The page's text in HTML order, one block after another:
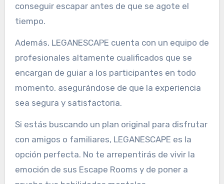
conseguir escapar antes de que se agote el
tiempo.
Además, LEGANESCAPE cuenta con un equipo de
profesionales altamente cualificados que se
encargan de guiar a los participantes en todo
momento, asegurándose de que la experiencia
sea segura y satisfactoria.
Si estás buscando un plan original para disfrutar
con amigos o familiares, LEGANESCAPE es la
opción perfecta. No te arrepentirás de vivir la
emoción de sus Escape Rooms y de poner a